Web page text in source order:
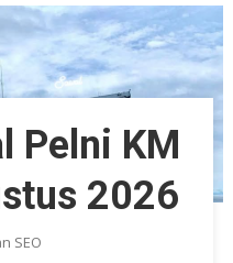
Pelni KM
2026
SEO